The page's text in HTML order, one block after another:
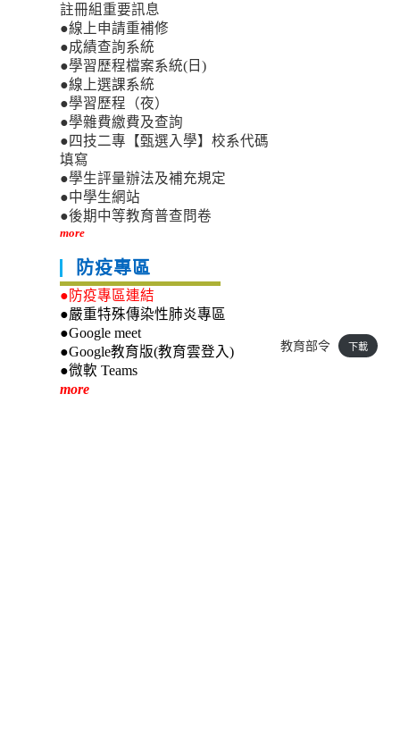
教育部令 下載
註冊組重要訊息
●線上申請重補修
●成績查詢系統
●學習歷程檔案系統(日)
●線上選課系統
●學習歷程（夜）
●學雜費繳費及查詢
●四技二專【甄選入學】校系代碼
填寫
●學生評量辦法及補充規定
●中學生網站
●後期中等教育普查問卷
more
防疫專區
●防疫專區連結
●嚴重特殊傳染性肺炎專區
●Google meet
●Google教育版(教育雲登入)
●微軟 Teams
more